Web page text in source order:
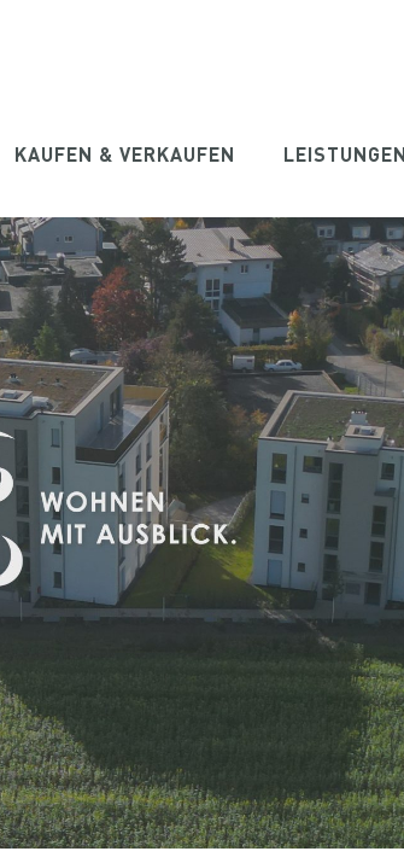
KAUFEN & VERKAUFEN LEISTUNGEN